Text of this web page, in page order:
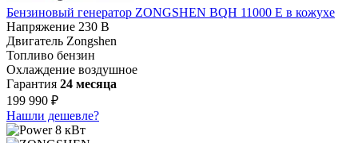
Бензиновый генератор ZONGSHEN BQH 11000 E в кожухе
Напряжение 230 В
Двигатель Zongshen
Топливо бензин
Охлаждение воздушное
Гарантия 24 месяца
199 990 ₽
Нашли дешевле?
8 кВт